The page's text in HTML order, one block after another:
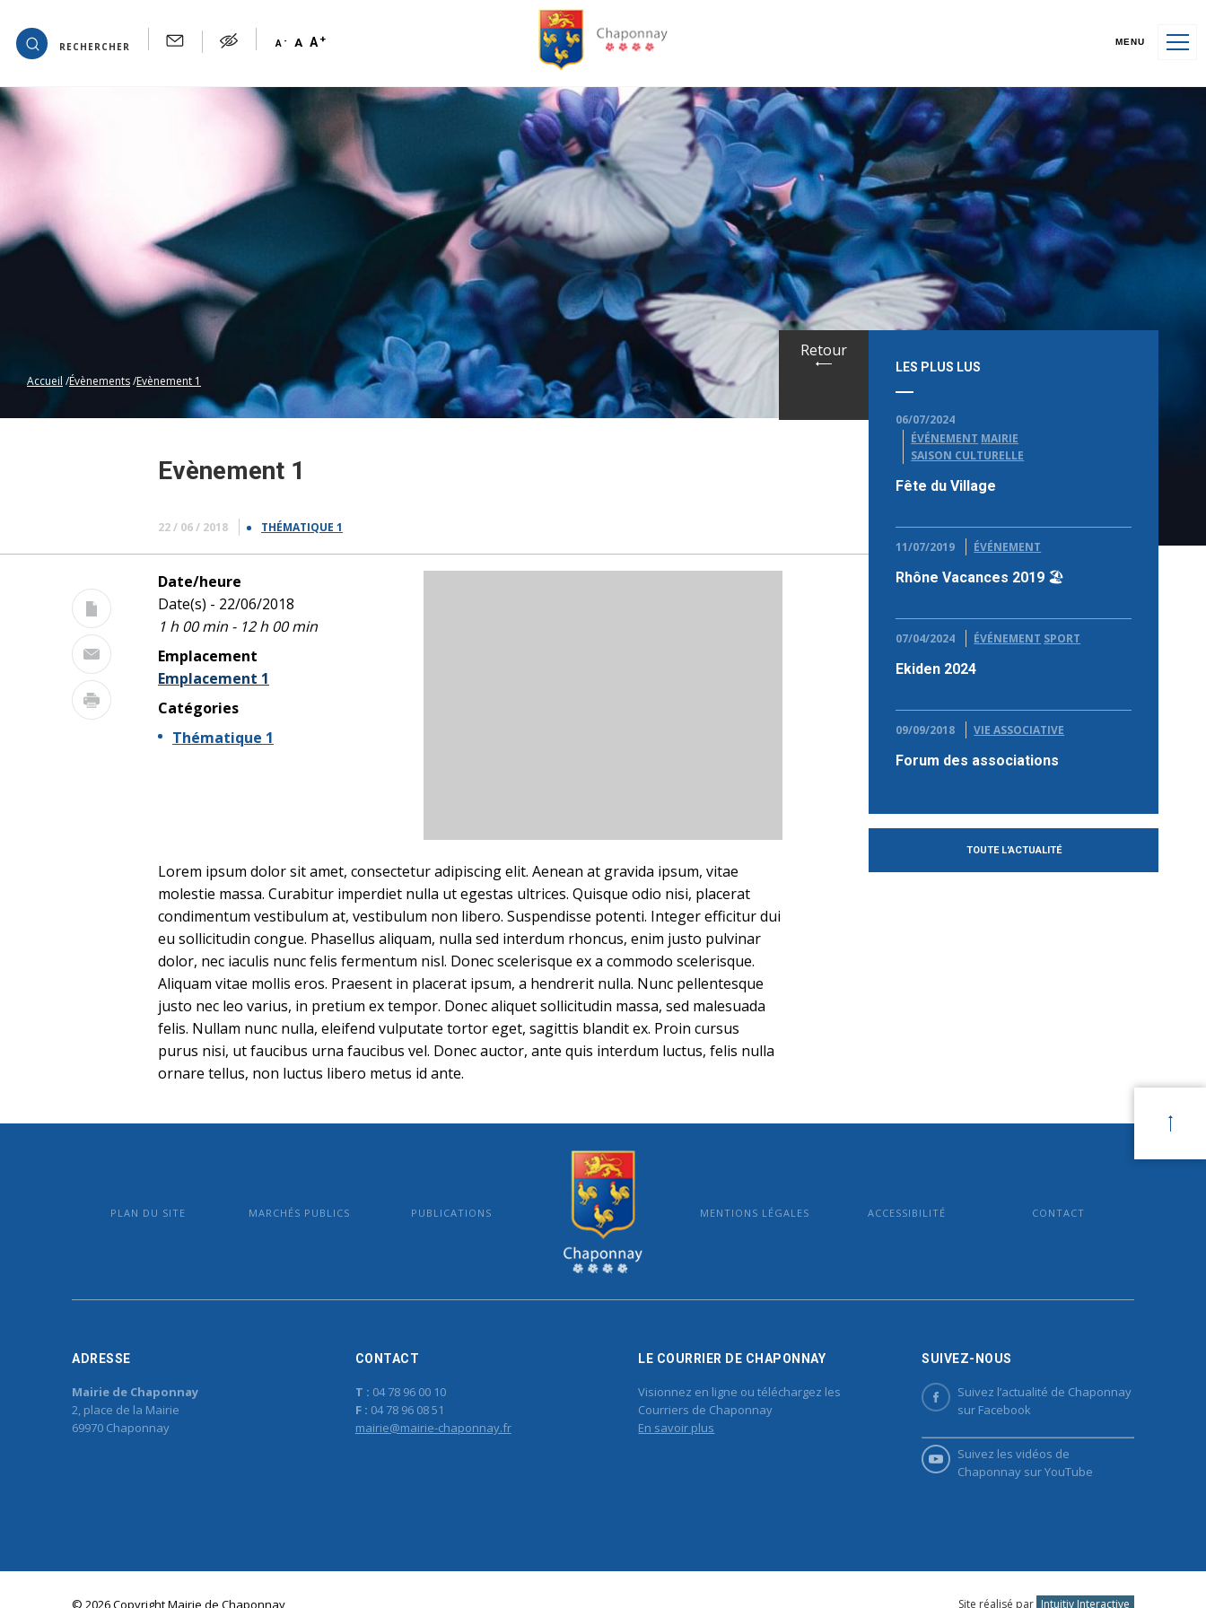
RECHERCHER A - A A+ MENU
Accueil Évènements Evènement 1
Evènement 1
22 / 06 / 2018 THÉMATIQUE 1
Date/heure
Date(s) - 22/06/2018
1 h 00 min - 12 h 00 min
Emplacement
Emplacement 1
Catégories
Thématique 1
Lorem ipsum dolor sit amet, consectetur adipiscing elit. Aenean at gravida ipsum, vitae
molestie massa. Curabitur imperdiet nulla ut egestas ultrices. Quisque odio nisi, placerat
condimentum vestibulum at, vestibulum non libero. Suspendisse potenti. Integer efficitur dui
eu sollicitudin congue. Phasellus aliquam, nulla sed interdum rhoncus, enim justo pulvinar
dolor, nec iaculis nunc felis fermentum nisl. Donec scelerisque ex a commodo scelerisque.
Aliquam vitae mollis eros. Praesent in placerat ipsum, a hendrerit nulla. Nunc pellentesque
justo nec leo varius, in pretium ex tempor. Donec aliquet sollicitudin massa, sed malesuada
felis. Nullam nunc nulla, eleifend vulputate tortor eget, sagittis blandit ex. Proin cursus
purus nisi, ut faucibus urna faucibus vel. Donec auctor, ante quis interdum luctus, felis nulla
ornare tellus, non luctus libero metus id ante.
Retour
LES PLUS LUS
06/07/2024
ÉVÉNEMENT MAIRIE
SAISON CULTURELLE
Fête du Village
11/07/2019 ÉVÉNEMENT
Rhône Vacances 2019 🏖
07/04/2024 ÉVÉNEMENT SPORT
Ekiden 2024
09/09/2018 VIE ASSOCIATIVE
Forum des associations
TOUTE L'ACTUALITÉ
PLAN DU SITE MARCHÉS PUBLICS PUBLICATIONS MENTIONS LÉGALES ACCESSIBILITÉ CONTACT
ADRESSE
Mairie de Chaponnay
2, place de la Mairie
69970 Chaponnay
CONTACT
T : 04 78 96 00 10
F : 04 78 96 08 51
mairie@mairie-chaponnay.fr
LE COURRIER DE CHAPONNAY
Visionnez en ligne ou téléchargez les
Courriers de Chaponnay
En savoir plus
SUIVEZ-NOUS
Suivez l’actualité de Chaponnay
sur Facebook
Suivez les vidéos de
Chaponnay sur YouTube
© 2026 Copyright Mairie de Chaponnay Site réalisé par Intuitiv Interactive